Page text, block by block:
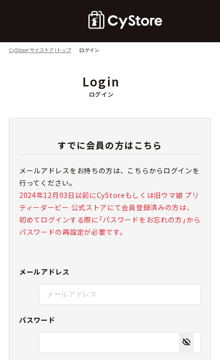
CyStore(サイストア)トップ ログイン
ログイン
Login
すでに会員の方はこちら
メールアドレスをお持ちの方は、こちらからログインを
行ってください。
2024年12月03日以前にCyStoreもしくは旧ウマ娘 プリ
ティーダービー 公式ストアにて会員登録済みの方は、
初めてログインする際に「パスワードをお忘れの方」から
パスワードの再設定が必要です。
メールアドレス
パスワード